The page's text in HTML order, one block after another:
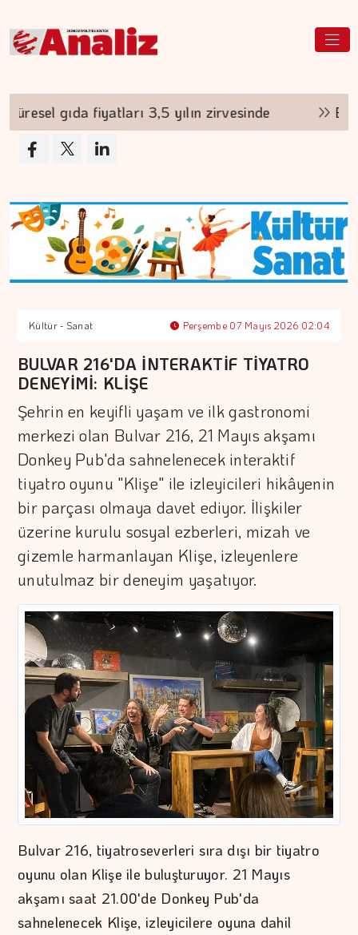
gıda fiyatları 3,5 yılın zirvesinde Borsa
Kültür - Sanat Perşembe 07 Mayıs 2026 02:04
BULVAR 216'DA İNTERAKTİF TİYATRO
DENEYİMİ: KLİŞE
Şehrin en keyifli yaşam ve ilk gastronomi
merkezi olan Bulvar 216, 21 Mayıs akşamı
Donkey Pub'da sahnelenecek interaktif
tiyatro oyunu "Klişe" ile izleyicileri hikâyenin
bir parçası olmaya davet ediyor. İlişkiler
üzerine kurulu sosyal ezberleri, mizah ve
gizemle harmanlayan Klişe, izleyenlere
unutulmaz bir deneyim yaşatıyor.
Bulvar 216, tiyatroseverleri sıra dışı bir tiyatro
oyunu olan Klişe ile buluşturuyor. 21 Mayıs
akşamı saat 21.00'de Donkey Pub'da
sahnelenecek Klişe, izleyicilere oyuna dahil